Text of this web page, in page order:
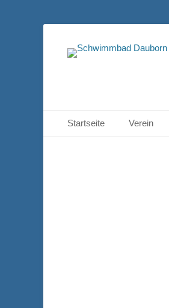
Primäres Menü
Inhalt
Startseite Verein